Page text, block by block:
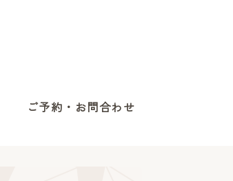
ご予約・お問合わせ